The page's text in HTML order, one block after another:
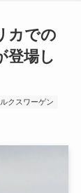
カでの
登場し
クスワーゲン